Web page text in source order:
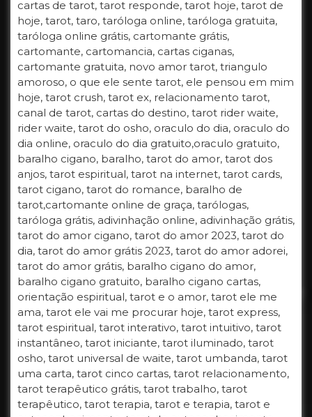
cartas de tarot, tarot responde, tarot hoje, tarot de
hoje, tarot, taro, taróloga online, taróloga gratuita,
taróloga online grátis, cartomante grátis,
cartomante, cartomancia, cartas ciganas,
cartomante gratuita, novo amor tarot, triangulo
amoroso, o que ele sente tarot, ele pensou em mim
hoje, tarot crush, tarot ex, relacionamento tarot,
canal de tarot, cartas do destino, tarot rider waite,
rider waite, tarot do osho, oraculo do dia, oraculo do
dia online, oraculo do dia gratuito,oraculo gratuito,
baralho cigano, baralho, tarot do amor, tarot dos
anjos, tarot espiritual, tarot na internet, tarot cards,
tarot cigano, tarot do romance, baralho de
tarot,cartomante online de graça, tarólogas,
taróloga grátis, adivinhação online, adivinhação grátis,
tarot do amor cigano, tarot do amor 2023, tarot do
dia, tarot do amor grátis 2023, tarot do amor adorei,
tarot do amor grátis, baralho cigano do amor,
baralho cigano gratuito, baralho cigano cartas,
orientação espiritual, tarot e o amor, tarot ele me
ama, tarot ele vai me procurar hoje, tarot express,
tarot espiritual, tarot interativo, tarot intuitivo, tarot
instantâneo, tarot iniciante, tarot iluminado, tarot
osho, tarot universal de waite, tarot umbanda, tarot
uma carta, tarot cinco cartas, tarot relacionamento,
tarot terapêutico grátis, tarot trabalho, tarot
terapêutico, tarot terapia, tarot e terapia, tarot e